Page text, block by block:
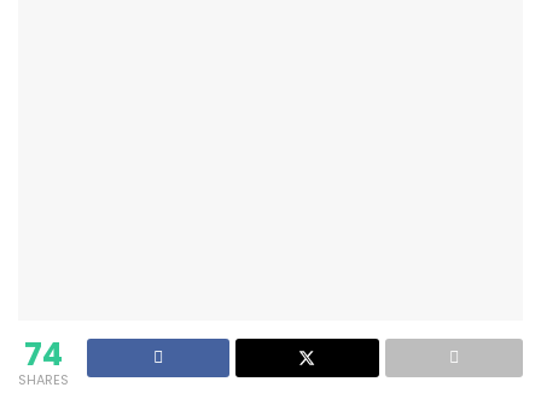
74
SHARES